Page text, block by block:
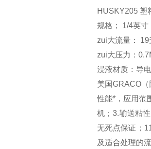
HUSKY205 塑
规格； 1/4英寸
zui大流量： 19
zui大压力：
浸液材质：导
美国GRACO
性能*，应用范
机；3.输送粘
无死点保证；
及适合处理的